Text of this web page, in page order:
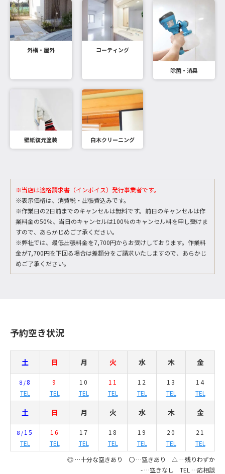
外構・屋外 コーティング
除菌・消臭
壁紙復元塗装 白木クリーニング
※当店は適格請求書（インボイス）発行事業者です。
※表示価格は、消費税・出張費込みです。
※作業日の2日前までのキャンセルは無料です。前日のキャンセルは作
業料金の50％、当日のキャンセルは100％のキャンセル料を申し受けま
すので、あらかじめご了承ください。
※弊社では、最低出張料金を7,700円からお受けしております。作業料
金が7,700円を下回る場合は差額分をご請求いたしますので、あらかじ
めご了承ください。
予約空き状況
土 日 月 火 水 木 金
8/ 8
TEL
9
TEL
10
TEL
11
TEL
12
TEL
13
TEL
14
TEL
土 日 月 火 水 木 金
8/ 15
TEL
16
TEL
17
TEL
18
TEL
19
TEL
20
TEL
21
TEL
◎ …十分な空きあり 〇 …空きあり △ …残りわずか
- …空きなし TEL …応相談